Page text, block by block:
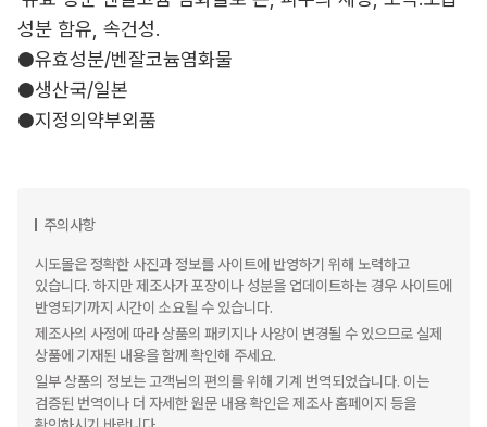
성분 함유, 속건성.
●유효성분/벤잘코늄염화물
●생산국/일본
●지정의약부외품
주의사항
시도몰은 정확한 사진과 정보를 사이트에 반영하기 위해 노력하고
있습니다. 하지만 제조사가 포장이나 성분을 업데이트하는 경우 사이트에
반영되기까지 시간이 소요될 수 있습니다.
제조사의 사정에 따라 상품의 패키지나 사양이 변경될 수 있으므로 실제
상품에 기재된 내용을 함께 확인해 주세요.
일부 상품의 정보는 고객님의 편의를 위해 기계 번역되었습니다. 이는
검증된 번역이나 더 자세한 원문 내용 확인은 제조사 홈페이지 등을